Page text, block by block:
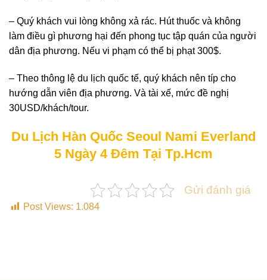
– Quý khách vui lòng không xả rác. Hút thuốc và không
làm điều gì phương hại đến phong tục tập quán của người
dân địa phương. Nếu vi phạm có thể bị phạt 300$.
– Theo thông lệ du lịch quốc tế, quý khách nên típ cho
hướng dẫn viên địa phương. Và tài xế, mức đề nghị
30USD/khách/tour.
Du Lịch Hàn Quốc Seoul Nami Everland
5 Ngày 4 Đêm Tại Tp.Hcm
Gửi đánh giá
Post Views: 1.084